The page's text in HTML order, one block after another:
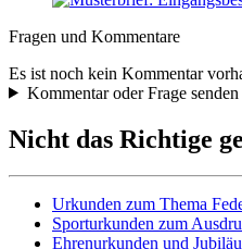
Fragen und Kommentare
Es ist noch kein Kommentar
Kommentar oder Frage senden
Nicht das Richtige
Urkunden zum Thema
Sporturkunden zum
Ehrenurkunden und